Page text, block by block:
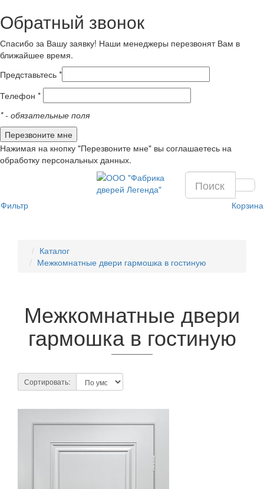
Обратный звонок
Спасибо за Вашу заявку! Наши менеджеры перезвонят Вам в
ближайшее время.
Представьтесь *
Телефон *
*- обязательные поля
Нажимая на кнопку "Перезвоните мне" вы соглашаетесь на
обработку персональных данных.
Фильтр Корзина
Каталог
Межкомнатные двери гармошка в гостиную
Межкомнатные двери
гармошка в гостиную
Сортировать: